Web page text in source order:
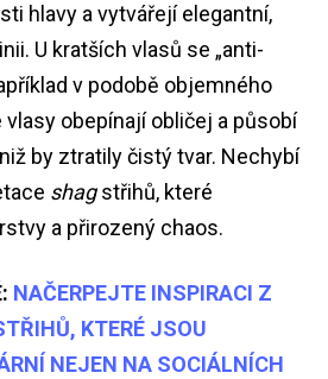
hlavy a vytvářejí elegantní,
U kratších vlasů se „anti-
v podobě objemného
vlasy obepínají obličej a působí
by ztratily čistý tvar. Nechybí
shagstřihů, které
a přirozený chaos.
NAČERPEJTE INSPIRACI Z
KTERÉ JSOU
NEJEN NA SOCIÁLNÍCH